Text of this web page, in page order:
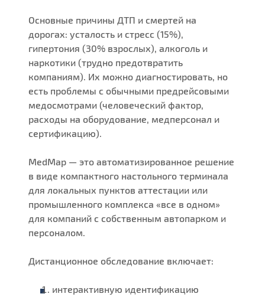
Основные причины ДТП и смертей на
дорогах: усталость и стресс (15%),
гипертония (30% взрослых), алкоголь и
наркотики (трудно предотвратить
компаниям). Их можно диагностировать, но
есть проблемы с обычными предрейсовыми
медосмотрами (человеческий фактор,
расходы на оборудование, медперсонал и
сертификацию).
MedMap — это автоматизированное решение
в виде компактного настольного терминала
для локальных пунктов аттестации или
промышленного комплекса «все в одном»
для компаний с собственным автопарком и
персоналом.
Дистанционное обследование включает:
интерактивную идентификацию